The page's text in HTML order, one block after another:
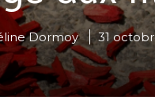
Dormoy 31